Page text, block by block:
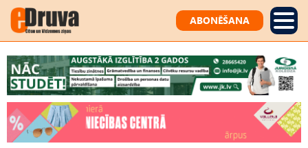
ABONĒŠANA